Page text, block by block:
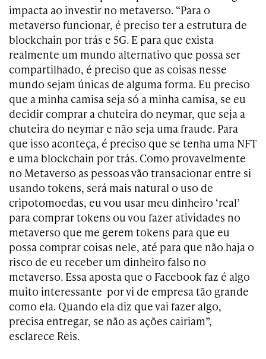
impacta ao investir no metaverso. “Para o
metaverso funcionar, é preciso ter a estrutura de
blockchain por trás e 5G. E para que exista
realmente um mundo alternativo que possa ser
compartilhado, é preciso que as coisas nesse
mundo sejam únicas de alguma forma. Eu preciso
que a minha camisa seja só a minha camisa, se eu
decidir comprar a chuteira do neymar, que seja a
chuteira do neymar e não seja uma fraude. Para
que isso aconteça, é preciso que se tenha uma NFT
e uma blockchain por trás. Como provavelmente
no Metaverso as pessoas vão transacionar entre si
usando tokens, será mais natural o uso de
cripotomoedas, eu vou usar meu dinheiro ‘real’
para comprar tokens ou vou fazer atividades no
metaverso que me gerem tokens para que eu
possa comprar coisas nele, até para que não haja o
risco de eu receber um dinheiro falso no
metaverso. Essa aposta que o Facebook faz é algo
muito interessante por vi de empresa tão grande
como ela. Quando ela diz que vai fazer algo,
precisa entregar, se não as ações cairiam”,
esclarece Reis.